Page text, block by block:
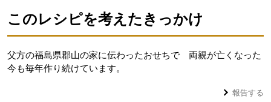
このレシピを考えたきっかけ
父方の福島県郡山の家に伝わったおせちで 両親が亡くなった
今も毎年作り続けています。
報告する